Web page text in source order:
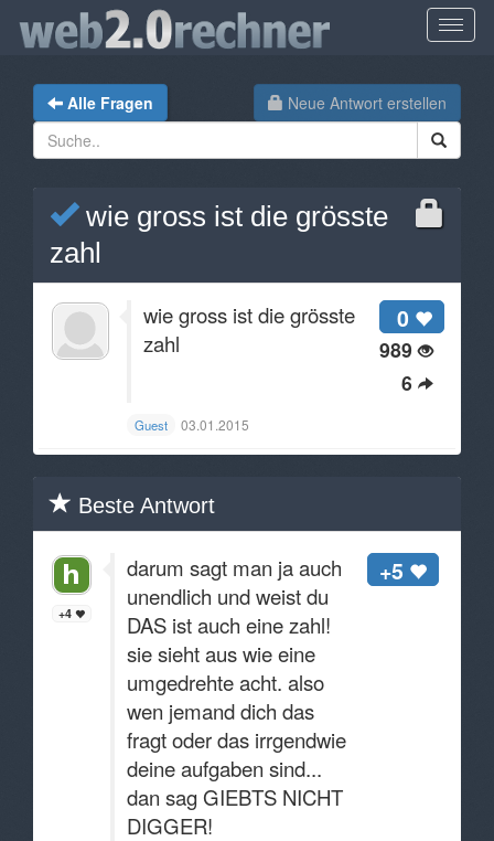
Neue Antwort erstellen
Alle Fragen
wie gross ist die grösste
zahl
0
989
6
wie gross ist die grösste
zahl
Guest 03.01.2015
Beste Antwort
+4
+5
darum sagt man ja auch
unendlich und weist du
DAS ist auch eine zahl!
sie sieht aus wie eine
umgedrehte acht. also
wen jemand dich das
fragt oder das irrgendwie
deine aufgaben sind...
dan sag GIEBTS NICHT
DIGGER!